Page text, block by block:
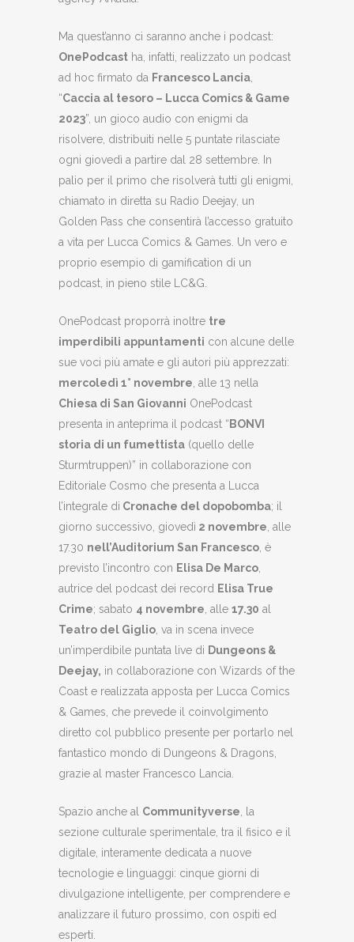
Ma quest’anno ci saranno anche i podcast:
OnePodcast ha, infatti, realizzato un podcast
ad hoc firmato da Francesco Lancia
“Caccia al tesoro – Lucca Comics & Game
2023”, un gioco audio con enigmi da
risolvere, distribuiti nelle 5 puntate rilasciate
ogni giovedì a partire dal 28 settembre. In
palio per il primo che risolverà tutti gli enigmi,
chiamato in diretta su Radio Deejay, un
Golden Pass che consentirà l’accesso gratuito
a vita per Lucca Comics & Games. Un vero e
proprio esempio di gamification di un
podcast, in pieno stile LC&G.
OnePodcast proporrà inoltre tre
imperdibili appuntamenti con alcune delle
sue voci più amate e gli autori più apprezzati:
mercoledì 1° novembre , alle 13 nella
Chiesa di San Giovanni OnePodcast
presenta in anteprima il podcast “BONVI
storia di un fumettista (quello delle
Sturmtruppen)” in collaborazione con
Editoriale Cosmo che presenta a Lucca
l’integrale di Cronache del dopobomba; il
giorno successivo, giovedì 2 novembre , alle
17.30 nell’Auditorium San Francesco , è
previsto l’incontro con Elisa De Marco
autrice del podcast dei record Elisa True
Crime; sabato 4 novembre , alle 17.30 al
Teatro del Giglio , va in scena invece
un’imperdibile puntata live di Dungeons &
Deejay, in collaborazione con Wizards of the
Coast e realizzata apposta per Lucca Comics
& Games, che prevede il coinvolgimento
diretto col pubblico presente per portarlo nel
fantastico mondo di Dungeons & Dragons,
grazie al master Francesco Lancia.
Spazio anche al Communityverse , la
sezione culturale sperimentale, tra il fisico e il
digitale, interamente dedicata a nuove
tecnologie e linguaggi: cinque giorni di
divulgazione intelligente, per comprendere e
analizzare il futuro prossimo, con ospiti ed
esperti.